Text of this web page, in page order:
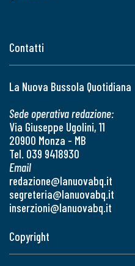
Contatti
La Nuova Bussola Quotidiana
Sede operativa redazione:
Via Giuseppe Ugolini, 11
20900 Monza - MB
Tel. 039 9418930
Email
redazione@lanuovabq.it
segreteria@lanuovabq.it
inserzioni@lanuovabq.it
Copyright